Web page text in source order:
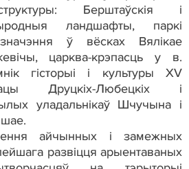
Берштаўскія і
ландшафты, паркі
значэння ў вёсках Вялікае
царква-крэпасць у в.
гісторыі і культуры XV
Друцкіх-Любецкіх і
уладальнікаў Шчучына і
айчынных і замежных
развіцця арыентаваных